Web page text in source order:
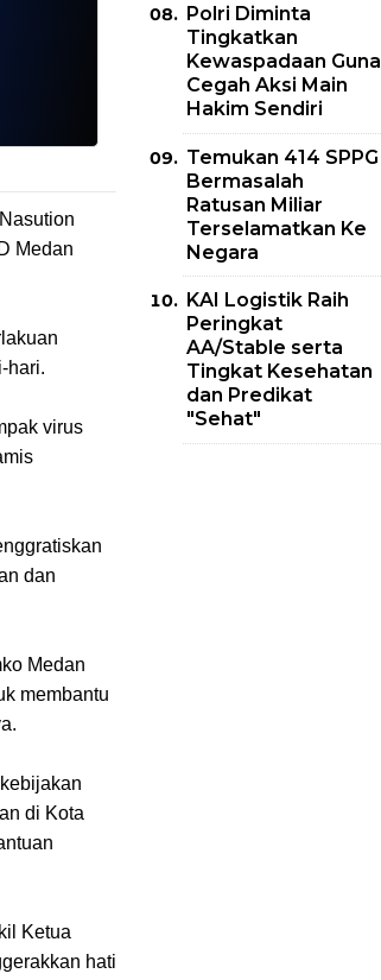
Medan
hari.
virus
dan
Medan
membantu
di Kota
Ketua
hati
Polri Diminta
Tingkatkan
Kewaspadaan Guna
Cegah Aksi Main
Hakim Sendiri
Temukan 414 SPPG
Bermasalah
Ratusan Miliar
Terselamatkan Ke
Negara
KAI Logistik Raih
Peringkat
AA/Stable serta
Tingkat Kesehatan
dan Predikat
"Sehat"